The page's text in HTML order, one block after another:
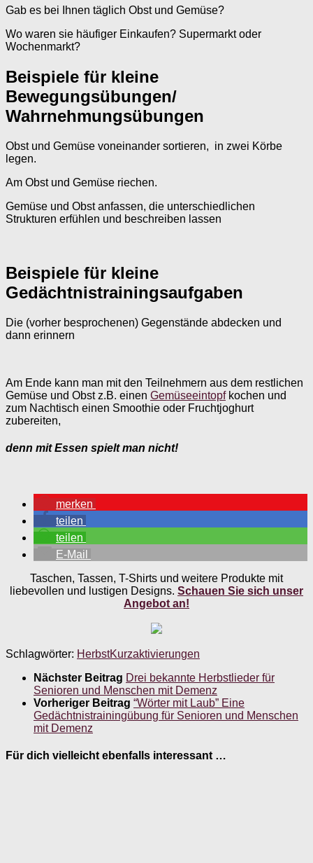
Gab es bei Ihnen täglich Obst und Gemüse?
Wo waren sie häufiger Einkaufen? Supermarkt oder
Wochenmarkt?
Beispiele für kleine
Bewegungsübungen/
Wahrnehmungsübungen
Obst und Gemüse voneinander sortieren, in zwei Körbe
legen.
Am Obst und Gemüse riechen.
Gemüse und Obst anfassen, die unterschiedlichen
Strukturen erfühlen und beschreiben lassen
Beispiele für kleine
Gedächtnistrainingsaufgaben
Die (vorher besprochenen) Gegenstände abdecken und
dann erinnern
Am Ende kann man mit den Teilnehmern aus dem restlichen
Gemüse und Obst z.B. einen Gemüseeintopfkochen und
zum Nachtisch einen Smoothie oder Fruchtjoghurt
zubereiten,
denn mit Essen spielt man nicht!
merken
teilen
teilen
E-Mail
Taschen, Tassen, T-Shirts und weitere Produkte mit
liebevollen und lustigen Designs. Schauen Sie sich unser
Angebot an!
Schlagwörter: HerbstKurzaktivierungen
Nächster Beitrag Drei bekannte Herbstlieder für
Senioren und Menschen mit Demenz
Vorheriger Beitrag “Wörter mit Laub” Eine
Gedächtnistrainingübung für Senioren und Menschen
mit Demenz
Für dich vielleicht ebenfalls interessant …